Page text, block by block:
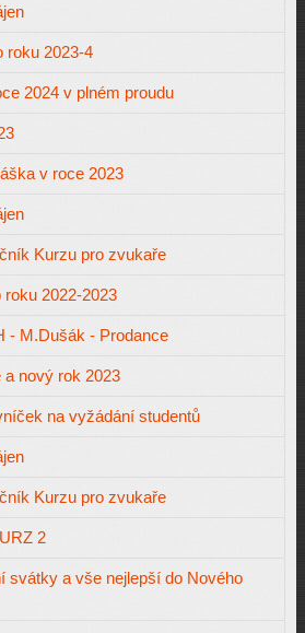
roku 2023-4
2024 v plném proudu
v roce 2023
Kurzu pro zvukaře
2022-2023
- M.Dušák - Prodance
a nový rok 2023
na vyžádání studentů
Kurzu pro zvukaře
2
svátky a vše nejlepší do Nového